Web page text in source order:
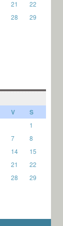
21
22
28
29
V S
1
7
8
14
15
21
22
28
29